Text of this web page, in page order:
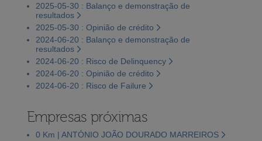
2025-05-30 : Balanço e demonstração de
resultados
2025-05-30 : Opinião de crédito
2024-06-20 : Balanço e demonstração de
resultados
2024-06-20 : Risco de Delinquency
2024-06-20 : Opinião de crédito
2024-06-20 : Risco de Failure
Empresas próximas
0 Km | ANTÓNIO JOÃO DOURADO MARREIROS